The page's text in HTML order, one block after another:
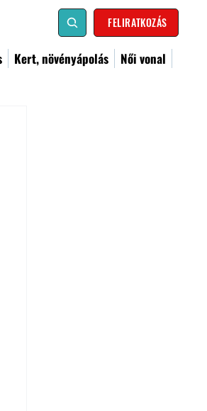
FELIRATKOZÁS
Kert, növényápolás
Női vonal